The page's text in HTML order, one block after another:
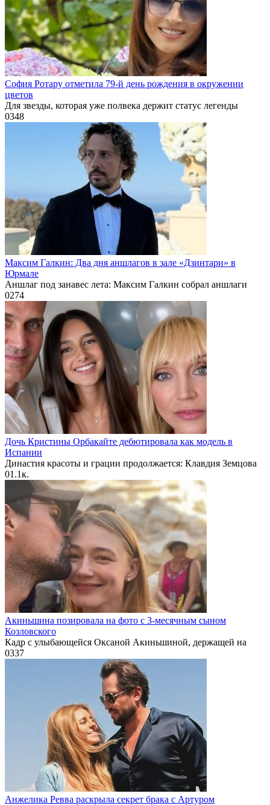
София Ротару отметила 79-й день рождения в окружении
цветов
Для звезды, которая уже полвека держит статус легенды
0348
Максим Галкин: Два дня аншлагов в зале «Дзинтари» в
Юрмале
Аншлаг под занавес лета: Максим Галкин собрал аншлаги
0274
Дочь Кристины Орбакайте дебютировала как модель в
Испании
Династия красоты и грации продолжается: Клавдия Земцова
01.1к.
Акиньшина позировала на фото с 3-месячным сыном
Козловского
Кадр с улыбающейся Оксаной Акиньшиной, держащей на
0337
Анжелика Ревва раскрыла секрет брака с Артуром